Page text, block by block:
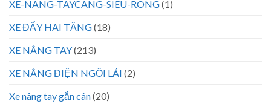
XE-NANG-TAYCANG-SIEU-RONG(1)
XE ĐẨY HAI TẦNG(18)
XE NÂNG TAY(213)
XE NÂNG ĐIỆN NGỒI LÁI (2)
Xe nâng tay gắn cân(20)